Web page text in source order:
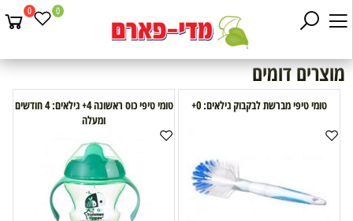
0 0
מוצרים דומים
טומי טיפי מברשת לבקבוק גילאים: 0+
טומי טיפי כוס ראשונה 4+ גילאים: 4 חודשים
ומעלה